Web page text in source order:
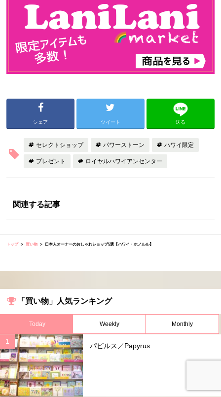
シェア ツイート 送る
セレクトショップ パワーストーン ハワイ限定
プレゼント ロイヤルハワイアンセンター
関連する記事
トップ 買い物 日本人オーナーのおしゃれショップ5選【ハワイ・ホノルル】
「買い物」人気ランキング
Today Weekly Monthly
パピルス／Papyrus